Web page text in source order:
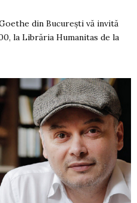
din București vă invită
la Librăria Humanitas de la